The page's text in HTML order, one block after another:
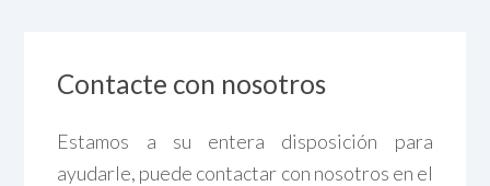
Contacte con nosotros
Estamos a su entera disposición para
ayudarle, puede contactar con nosotros en el